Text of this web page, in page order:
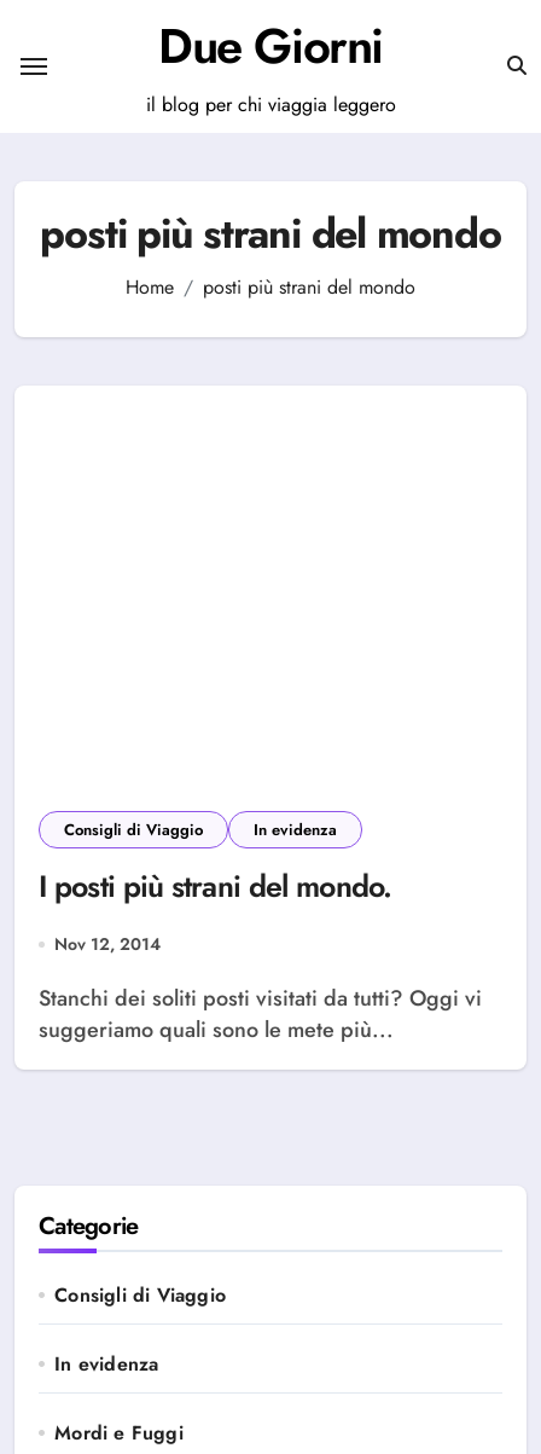
contenuto
Due Giorni
il blog per chi viaggia leggero
posti più strani del mondo
Home posti più strani del mondo
Consigli di Viaggio In evidenza
I posti più strani del mondo.
Nov 12, 2014
Stanchi dei soliti posti visitati da tutti? Oggi vi
suggeriamo quali sono le mete più...
Categorie
Consigli di Viaggio
In evidenza
Mordi e Fuggi